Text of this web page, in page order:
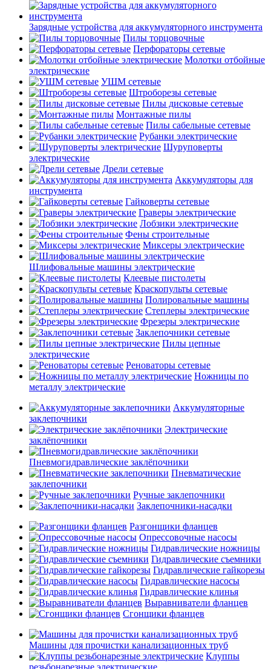
Зарядные устройства для аккумуляторного инструмента
Пилы торцовочные
Перфораторы сетевые
Молотки отбойные
электрические
УШМ сетевые
Штроборезы сетевые
Пилы дисковые сетевые
Монтажные пилы
Пилы сабельные сетевые
Рубанки электрические
Шуруповерты
электрические
Дрели сетевые
Аккумуляторы для
инструмента
Гайковерты сетевые
Граверы электрические
Лобзики электрические
Фены строительные
Миксеры электрические
Шлифовальные машины электрические
Клеевые пистолеты
Краскопульты сетевые
Полировальные машины
Степлеры электрические
Фрезеры электрические
Заклепочники сетевые
Пилы цепные
электрические
Реноваторы сетевые
Ножницы по
металлу электрические
Аккумуляторные
заклепочники
Электрические
заклёпочники
Пневмогидравлические заклёпочники
Пневматические
заклепочники
Ручные заклепочники
Заклепочники-насадки
Разгонщики фланцев
Опрессовочные насосы
Гидравлические ножницы
Гидравлические съемники
Гидравлические гайкорезы
Гидравлические насосы
Гидравлические клинья
Выравниватели фланцев
Сгонщики фланцев
Машины для прочистки канализационных труб
Клуппы
резьбонарезные электрические